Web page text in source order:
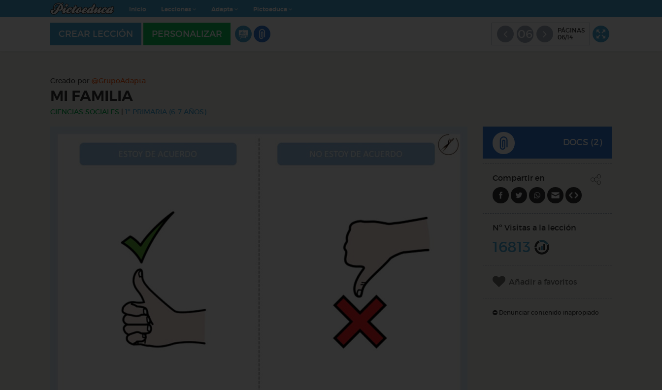
Inicio Lecciones Adapta Pictoeduca
CREAR LECCIÓN PERSONALIZAR
PÁGINAS
06/14
Creado por @GrupoAdapta
MI FAMILIA
CIENCIAS SOCIALES 1º PRIMARIA (6-7 AÑOS)
DOCS (2)
Compartir en
Nº Visitas a la lección
16813
Añadir a favoritos
Denunciar contenido inapropiado